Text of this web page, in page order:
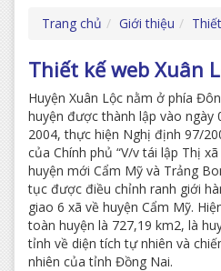
Trang chủ Giới thiệu
Thiết kế web Xuân
Huyện Xuân Lộc nằm ở phía
huyện được thành lập vào ngày
2004, thực hiện Nghị định 97/
của Chính phủ “V/v tái lập Thị
huyện mới Cẩm Mỹ và Trảng
tục được điều chỉnh ranh giới
giao 6 xã về huyện Cẩm Mỹ.
toàn huyện là 727,19 km2, là
tỉnh về diện tích tự nhiên và
nhiên của tỉnh Đồng Nai.